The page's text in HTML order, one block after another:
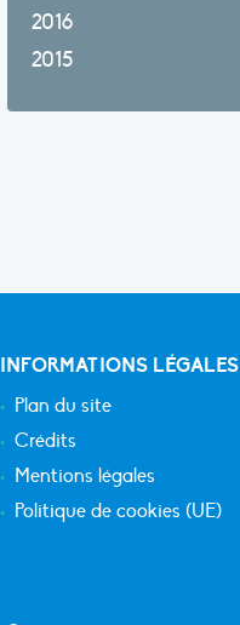
2016
2015
INFORMATIONS LÉGALES
Plan du site
Crédits
Mentions légales
Politique de cookies (UE)